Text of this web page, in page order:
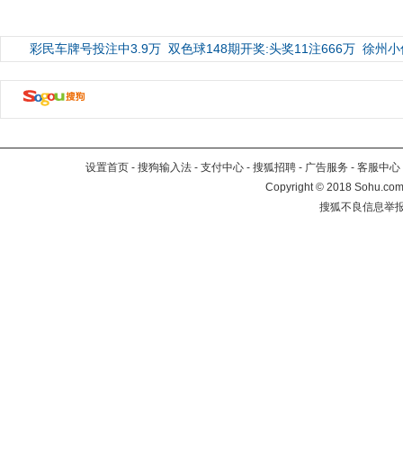
彩民车牌号投注中3.9万 双色球148期开奖:头奖11注666万 徐州
设置首页 - 搜狗输入法 - 支付中心 - 搜狐招聘 - 广告服务 - 客服中心
Copyright©2018
搜狐不良信息举